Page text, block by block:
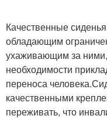
Качественные
обладающим
ухаживающим за ними,
необходимости
переноса
качественными
переживать, что